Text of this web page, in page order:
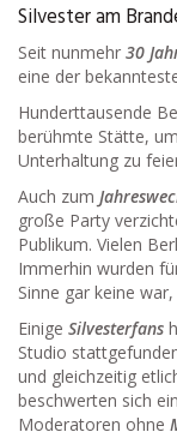
Silvester am
Seit nunmehr 30
eine der
Hunderttausende
berühmte Stätte,
Unterhaltung zu
Auch zum
große Party
Publikum. Vielen
Immerhin wurden
Sinne gar keine
Einige Silvesterfans
Studio
und gleichzeitig
beschwerten sich
Moderatoren ohne